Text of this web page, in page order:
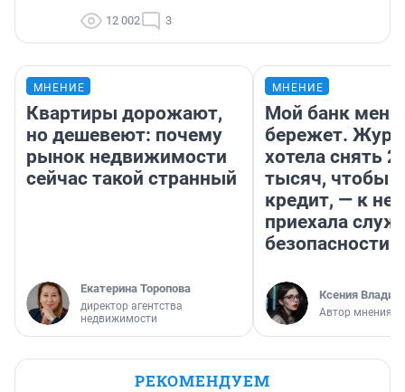
12 002 3
МНЕНИЕ
Квартиры дорожают,
но дешевеют: почему
рынок недвижимости
сейчас такой странный
Екатерина Торопова
директор агентства
недвижимости
МНЕНИЕ
Мой банк меня
бережет.
хотела снять
тысяч, чтобы
кредит, — к
приехала
безопасности
Ксения
Автор мнения
РЕКОМЕНДУЕМ